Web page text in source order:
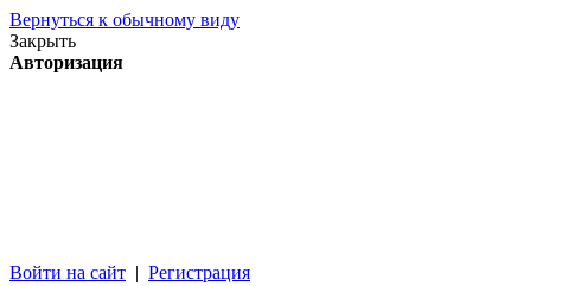
Вернуться к обычному виду
Закрыть
Авторизация
Войти на сайт | Регистрация